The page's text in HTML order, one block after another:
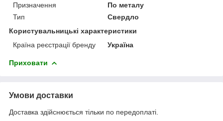
Призначення
По металу
Тип
Свердло
Користувальницькі характеристики
Країна реєстрації бренду
Україна
Приховати
Умови доставки
Доставка здійснюється тільки по передоплаті.